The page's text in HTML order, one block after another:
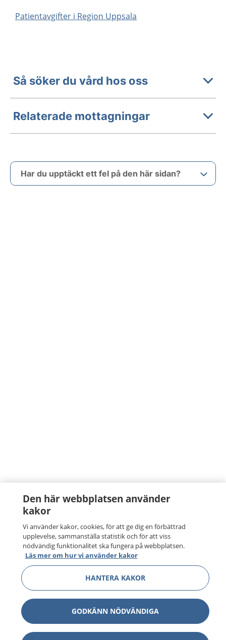
Patientavgifter i Region Uppsala
Så söker du vård hos oss
Relaterade mottagningar
Har du upptäckt ett fel på den här sidan?
Den här webbplatsen använder
kakor
Vi använder kakor, cookies, för att ge dig en förbättrad
upplevelse, sammanställa statistik och för att viss
nödvändig funktionalitet ska fungera på webbplatsen.
Läs mer om hur vi använder kakor
HANTERA KAKOR
GODKÄNN NÖDVÄNDIGA